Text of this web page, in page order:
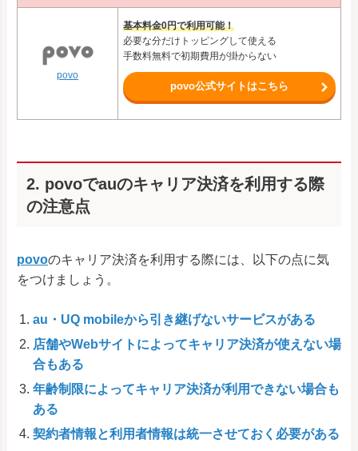
povo
基本料金0円で利用可能！
必要な分だけトッピングして使える
手数料無料で初期費用が掛からない
povo公式サイトはこちら
2. povoでauのキャリア決済を利用する際
の注意点
povoのキャリア決済を利用する際には、以下の点に気
をつけましょう。
au・UQ mobileから引き継げないサービスがある
店舗やWebサイトによってキャリア決済が使えない場
合もある
年齢制限によってキャリア決済が利用できない場合も
ある
契約者情報と利用者情報は統一させておく必要がある